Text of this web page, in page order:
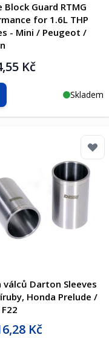
Block Guard RTMG
for 1.6L THP
- Mini / Peugeot /
Kč
Skladem
do košíku
válců Darton Sleeves
Honda Prelude /
Kč